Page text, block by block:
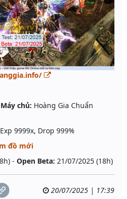
Máy chủ: Hoàng Gia Chuẩn
9999x, Drop 999%
đồ mới
- Open Beta: 21/07/2025 (18h)
20/07/2025 | 17:39